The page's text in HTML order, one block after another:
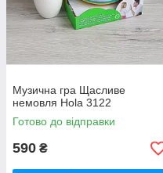
Музична гра Щасливе
немовля Hola 3122
Готово до відправки
590 ₴